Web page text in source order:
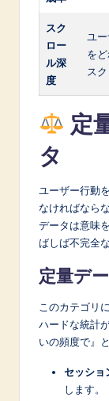
スク
ロー
ル深
度
ユ
を
ス
定
タ
ユーザー行動
なければなら
データは意味
ばしば不完全
定量デ
このカテゴリ
ハードな統計
いの頻度で』
セッショ
します。